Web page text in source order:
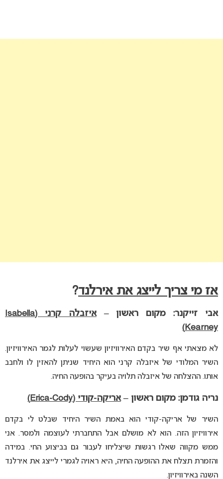
אז מי צריך לייצג את אירלנד?
אבי זייקנר: מקום ראשון –
איזבלה קרני (Isabella
Kearney)
לא מצאתי אף שיר בקדם האירוויזיון שעשוי לעלות לגמר האירוויזיון.
השיר המלודי של איזבלה קרני הוא היחיד שניתן להאזין לו ולחבב
אותו. ההצלחה של איזבלה תלויה בעיקר בהופעה החיה.
נריה גודמן: מקום ראשון –אריקה-קודי (Erica-Cody)
השיר של אריקה-קודי הוא באמת השיר היחיד שבלט לי בקדם
אירוויזיון הזה. הוא לא מושלם אבל התחברתי לעוצמה ולמסר. אני
ממש מקווה שאלו רגשות שיצליחו לעבור גם בביצוע החי. במידה
והזמרת תצלח את ההופעה החיה, היא ראויה לגמרי לייצג את אירלנד
השנה באירוויזיון.